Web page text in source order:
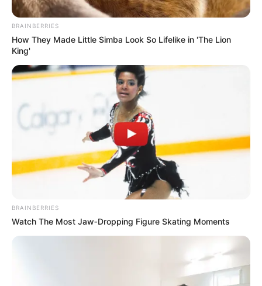
BRAINBERRIES
How They Made Little Simba Look So Lifelike in 'The Lion
King'
BRAINBERRIES
Watch The Most Jaw‑Dropping Figure Skating Moments